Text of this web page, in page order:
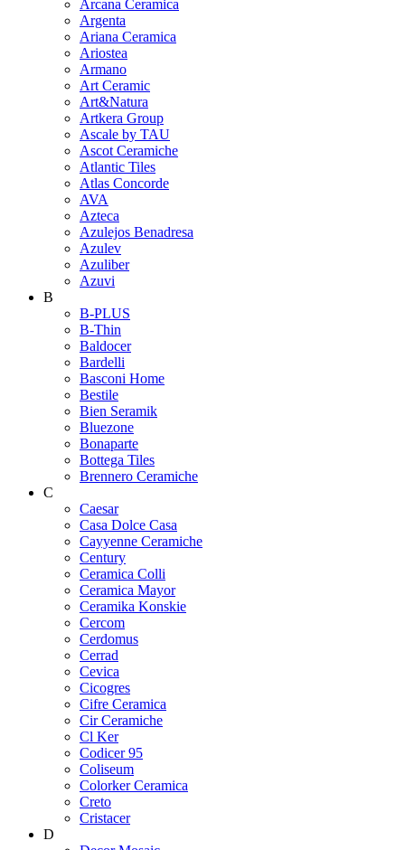
Arcana Ceramica
Argenta
Ariana Ceramica
Ariostea
Armano
Art Ceramic
Art&Natura
Artkera Group
Ascale by TAU
Ascot Ceramiche
Atlantic Tiles
Atlas Concorde
AVA
Azteca
Azulejos Benadresa
Azulev
Azuliber
Azuvi
B
B-PLUS
B-Thin
Baldocer
Bardelli
Basconi Home
Bestile
Bien Seramik
Bluezone
Bonaparte
Bottega Tiles
Brennero Ceramiche
C
Caesar
Casa Dolce Casa
Cayyenne Ceramiche
Century
Ceramica Colli
Ceramica Mayor
Ceramika Konskie
Cercom
Cerdomus
Cerrad
Cevica
Cicogres
Cifre Ceramica
Cir Ceramiche
Cl Ker
Codicer 95
Coliseum
Colorker Ceramica
Creto
Cristacer
D